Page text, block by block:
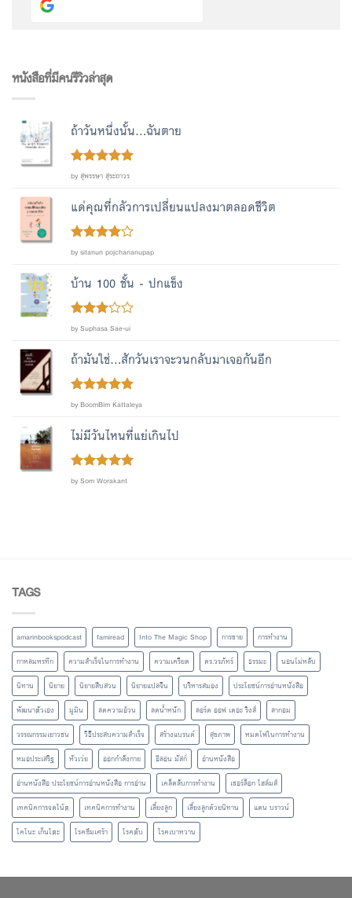
หนังสือที่มีคนรีวิวล่าสุด
ถ้าวันหนึ่งนั้น...ฉันตาย
Rated 5out
by สุพรรษา สุระถาวร
แด่คุณที่กลัวการเปลี่ยนแปลงมาตลอดชีวิต
Rated4
by sitanun pojchananupap
บ้าน 100 ชั้น - ปกแข็ง
Rated
of 5
by Suphasa Sae-ui
ถ้ามันใช่...สักวันเราจะวนกลับมาเจอกันอีก
Rated5out
by BoomBim Kattaleya
ไม่มีวันไหนที่แย่เกินไป
Rated5out
by Som Worakant
TAGS
amarinbookspodcast famiread Into The Magic Shop การขาย
การทำงาน
กาหลมหรทึก
ความสำเร็จในการทำงาน ความเครียด ดร.วรภัทร์ ธรรมะ
นอนไม่หลับ
นิทาน
นิยาย นิยายสืบสวน นิยายแปลจีน บริหารสมอง
ประโยชน์การอ่านหนังสือ
พัฒนาตัวเอง
มูมิน ลดความอ้วน ลดน้ำหนัก ลอร์ด ออฟ เดอะ ริงส์
ลากอม
วรรณกรรมเยาวชน
วิธีประสบความสำเร็จ สร้างแบรนด์ สุขภาพ
หมดไฟในการทำงาน
หมอประเสริฐ
หัวเว่ย ออกกำลังกาย อีลอน มัสก์
อ่านหนังสือ
อ่านหนังสือ ประโยชน์การอ่านหนังสือ การอ่าน
เคล็ดลับการทำงาน
เชอร์ล็อก โฮล์มส์
เทคนิคการจดโน้ต
เทคนิคการทำงาน เลี้ยงลูก เลี้ยงลูกด้วยนิทาน
แดน บราวน์
โคโนะ เก็นโตะ
โรคซึมเศร้า โรคตับ โรคเบาหวาน